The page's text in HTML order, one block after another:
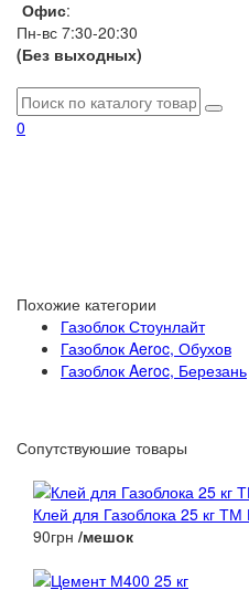
Офис:
Пн-вс 7:30-20:30
(Без выходных)
0
Похожие категории
Газоблок Стоунлайт
Газоблок Aeroc, Обухов
Газоблок Aeroc, Березань
Сопутствуюшие товары
Клей для Газоблока 25 кг
90грн /мешок